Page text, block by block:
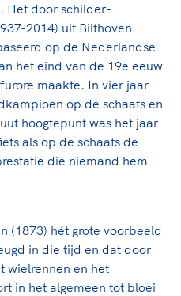
pleintjes, tijdens
te skaten of naar
samen te juichen
Diede de
Of met trots te
van je dochter,
of de
club? Wat mag wel
gedragscode geeft
een belangrijk
rondom gewenst en
een leer- en
de volgende functies
experts, coaches,
managers en
. Het door schilder-
2014) uit Bilthoven
op de Nederlandse
het eind van de 19e eeuw
maakte. In vier jaar
op de schaats en
hoogtepunt was het jaar
als op de schaats de
die niemand hem
(1873) hét grote voorbeeld
in die tijd en dat door
wielrennen en het
in het algemeen tot bloei